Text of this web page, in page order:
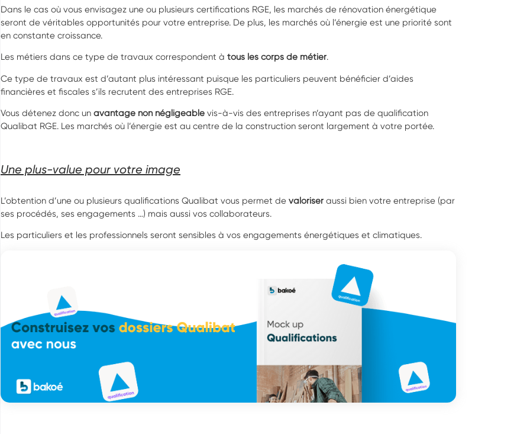
Dans le cas où vous envisagez une ou plusieurs certifications RGE, les marchés de rénovation énergétique
seront de véritables opportunités pour votre entreprise. De plus, les marchés où l’énergie est une priorité sont
en constante croissance.
Les métiers dans ce type de travaux correspondent à tous les corps de métier.
Ce type de travaux est d’autant plus intéressant puisque les particuliers peuvent bénéficier d’aides
financières et fiscales s’ils recrutent des entreprises RGE.
Vous détenez donc un avantage non négligeable vis-à-vis des entreprises n’ayant pas de qualification
Qualibat RGE. Les marchés où l’énergie est au centre de la construction seront largement à votre portée.
Une plus-value pour votre image
L’obtention d’une ou plusieurs qualifications Qualibat vous permet de valoriser aussi bien votre entreprise (par
ses procédés, ses engagements …) mais aussi vos collaborateurs.
Les particuliers et les professionnels seront sensibles à vos engagements énergétiques et climatiques.